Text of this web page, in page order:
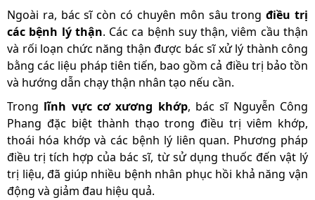
Ngoài ra, bác sĩ còn có chuyên môn sâu trongđiều trị
các bệnh lý thận. Các ca bệnh suy thận, viêm cầu thận
và rối loạn chức năng thận được bác sĩ xử lý thành công
bằng các liệu pháp tiên tiến, bao gồm cả điều trị bảo tồn
và hướng dẫn chạy thận nhân tạo nếu cần.
Trong lĩnh vực cơ xương khớp, bác sĩ Nguyễn Công
Phang đặc biệt thành thạo trong điều trị viêm khớp,
thoái hóa khớp và các bệnh lý liên quan. Phương pháp
điều trị tích hợp của bác sĩ, từ sử dụng thuốc đến vật lý
trị liệu, đã giúp nhiều bệnh nhân phục hồi khả năng vận
động và giảm đau hiệu quả.